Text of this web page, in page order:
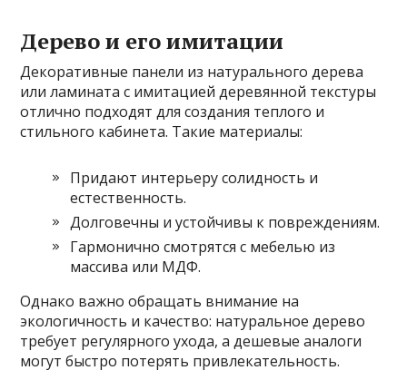
Дерево и его имитации
Декоративные панели из натурального дерева
или ламината с имитацией деревянной текстуры
отлично подходят для создания теплого и
стильного кабинета. Такие материалы:
Придают интерьеру солидность и
естественность.
Долговечны и устойчивы к повреждениям.
Гармонично смотрятся с мебелью из
массива или МДФ.
Однако важно обращать внимание на
экологичность и качество: натуральное дерево
требует регулярного ухода, а дешевые аналоги
могут быстро потерять привлекательность.